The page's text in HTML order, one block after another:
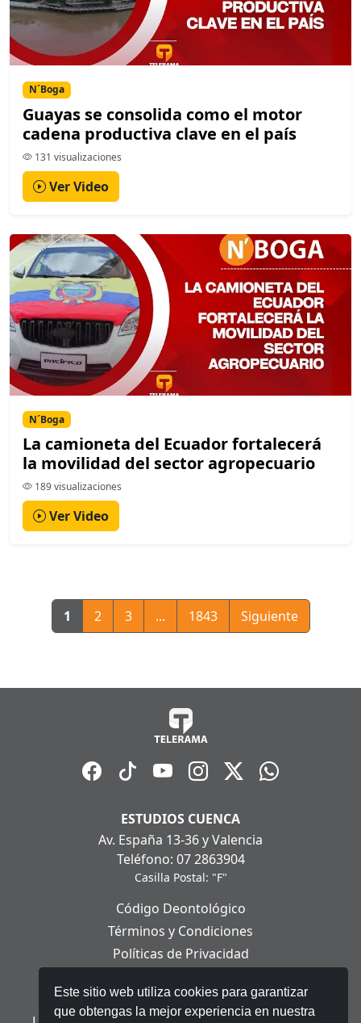
Este sitio web utiliza cookies para garantizar
que obtengas la mejor experiencia en nuestra
N´Boga
Guayas se consolida como el motor
cadena productiva clave en el país
131 visualizaciones
Ver Video
N´Boga
La camioneta del Ecuador fortalecerá
la movilidad del sector agropecuario
189 visualizaciones
Ver Video
1 2 3 ... 1843 Siguiente
ESTUDIOS CUENCA
Av. España 13-36 y Valencia
Teléfono: 07 2863904
Casilla Postal: "F"
Código Deontológico
Términos y Condiciones
Políticas de Privacidad
Aviso Legal